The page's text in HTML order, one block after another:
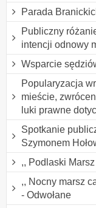
Parada
Publiczny
intencji odnowy
Wsparcie
Popularyzacja
mieście,
luki prawne
Spotkanie
Szymonem
,, Podlaski
,, Nocny marsz
- Odwołane